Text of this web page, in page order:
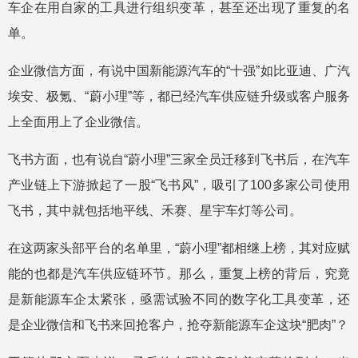
车企在用自家的工具进行组织变革，甚至还出现了重复的名
单。
企业微信方面，有说中国新能源汽车的“十强”如比亚迪、广汽
埃安、极氪、“蔚小理”等，都已经汽车供应链升级或客户服务
上全面用上了企业微信。
飞书方面，也有说自“蔚小理”三家全员迁移到飞书后，在汽车
产业链上下游掀起了一股“飞书风”，吸引了100多家公司使用
飞书，其中就包括地平线、禾赛、星宇车灯等公司。
在这两家头部平台的名单里，“蔚小理”都相继上榜，其对应赋
能的也都是汽车供应链环节。那么，重复上榜的背后，究竟
是新能源车企太紧张，亟需试验不同的数字化工具变革，还
是企业微信和飞书来回抢客户，抢夺新能源车企这块“肥肉”？